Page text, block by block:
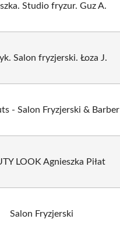
Studio fryzur. Guz A.
Salon fryzjerski. Łoza J.
- Salon Fryzjerski & Barber
LOOK Agnieszka Piłat
Salon Fryzjerski